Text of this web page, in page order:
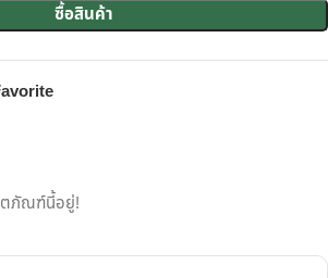
ซื้อสินค้า
ภัณฑ์นี้อยู่!